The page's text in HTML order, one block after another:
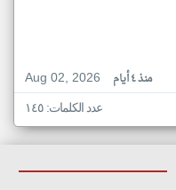
Aug 02, 2026
منذ ٤ أيام
عدد الكلمات: ١٤٥